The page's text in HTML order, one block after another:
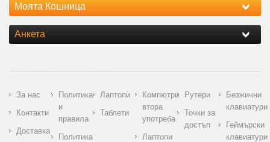
Моята Кошница
Анкета
За нас
Контакти
Доставка
Политика
и
правила
Политика
Лаптопи
Таблети
Компютри
втора
употреба
Лаптопи
Рутери
Точки за
достъп
Безжични
клавиатури
Геймърски
клавиатури